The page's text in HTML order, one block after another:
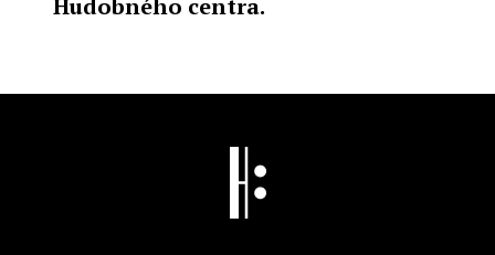
Hudobného centra.